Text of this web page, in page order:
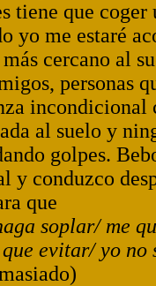
tiene que
yo me estaré
cercano al
personas
incondicional
al suelo y
golpes.
y conduzco
que
soplar/ me
evitar/ yo